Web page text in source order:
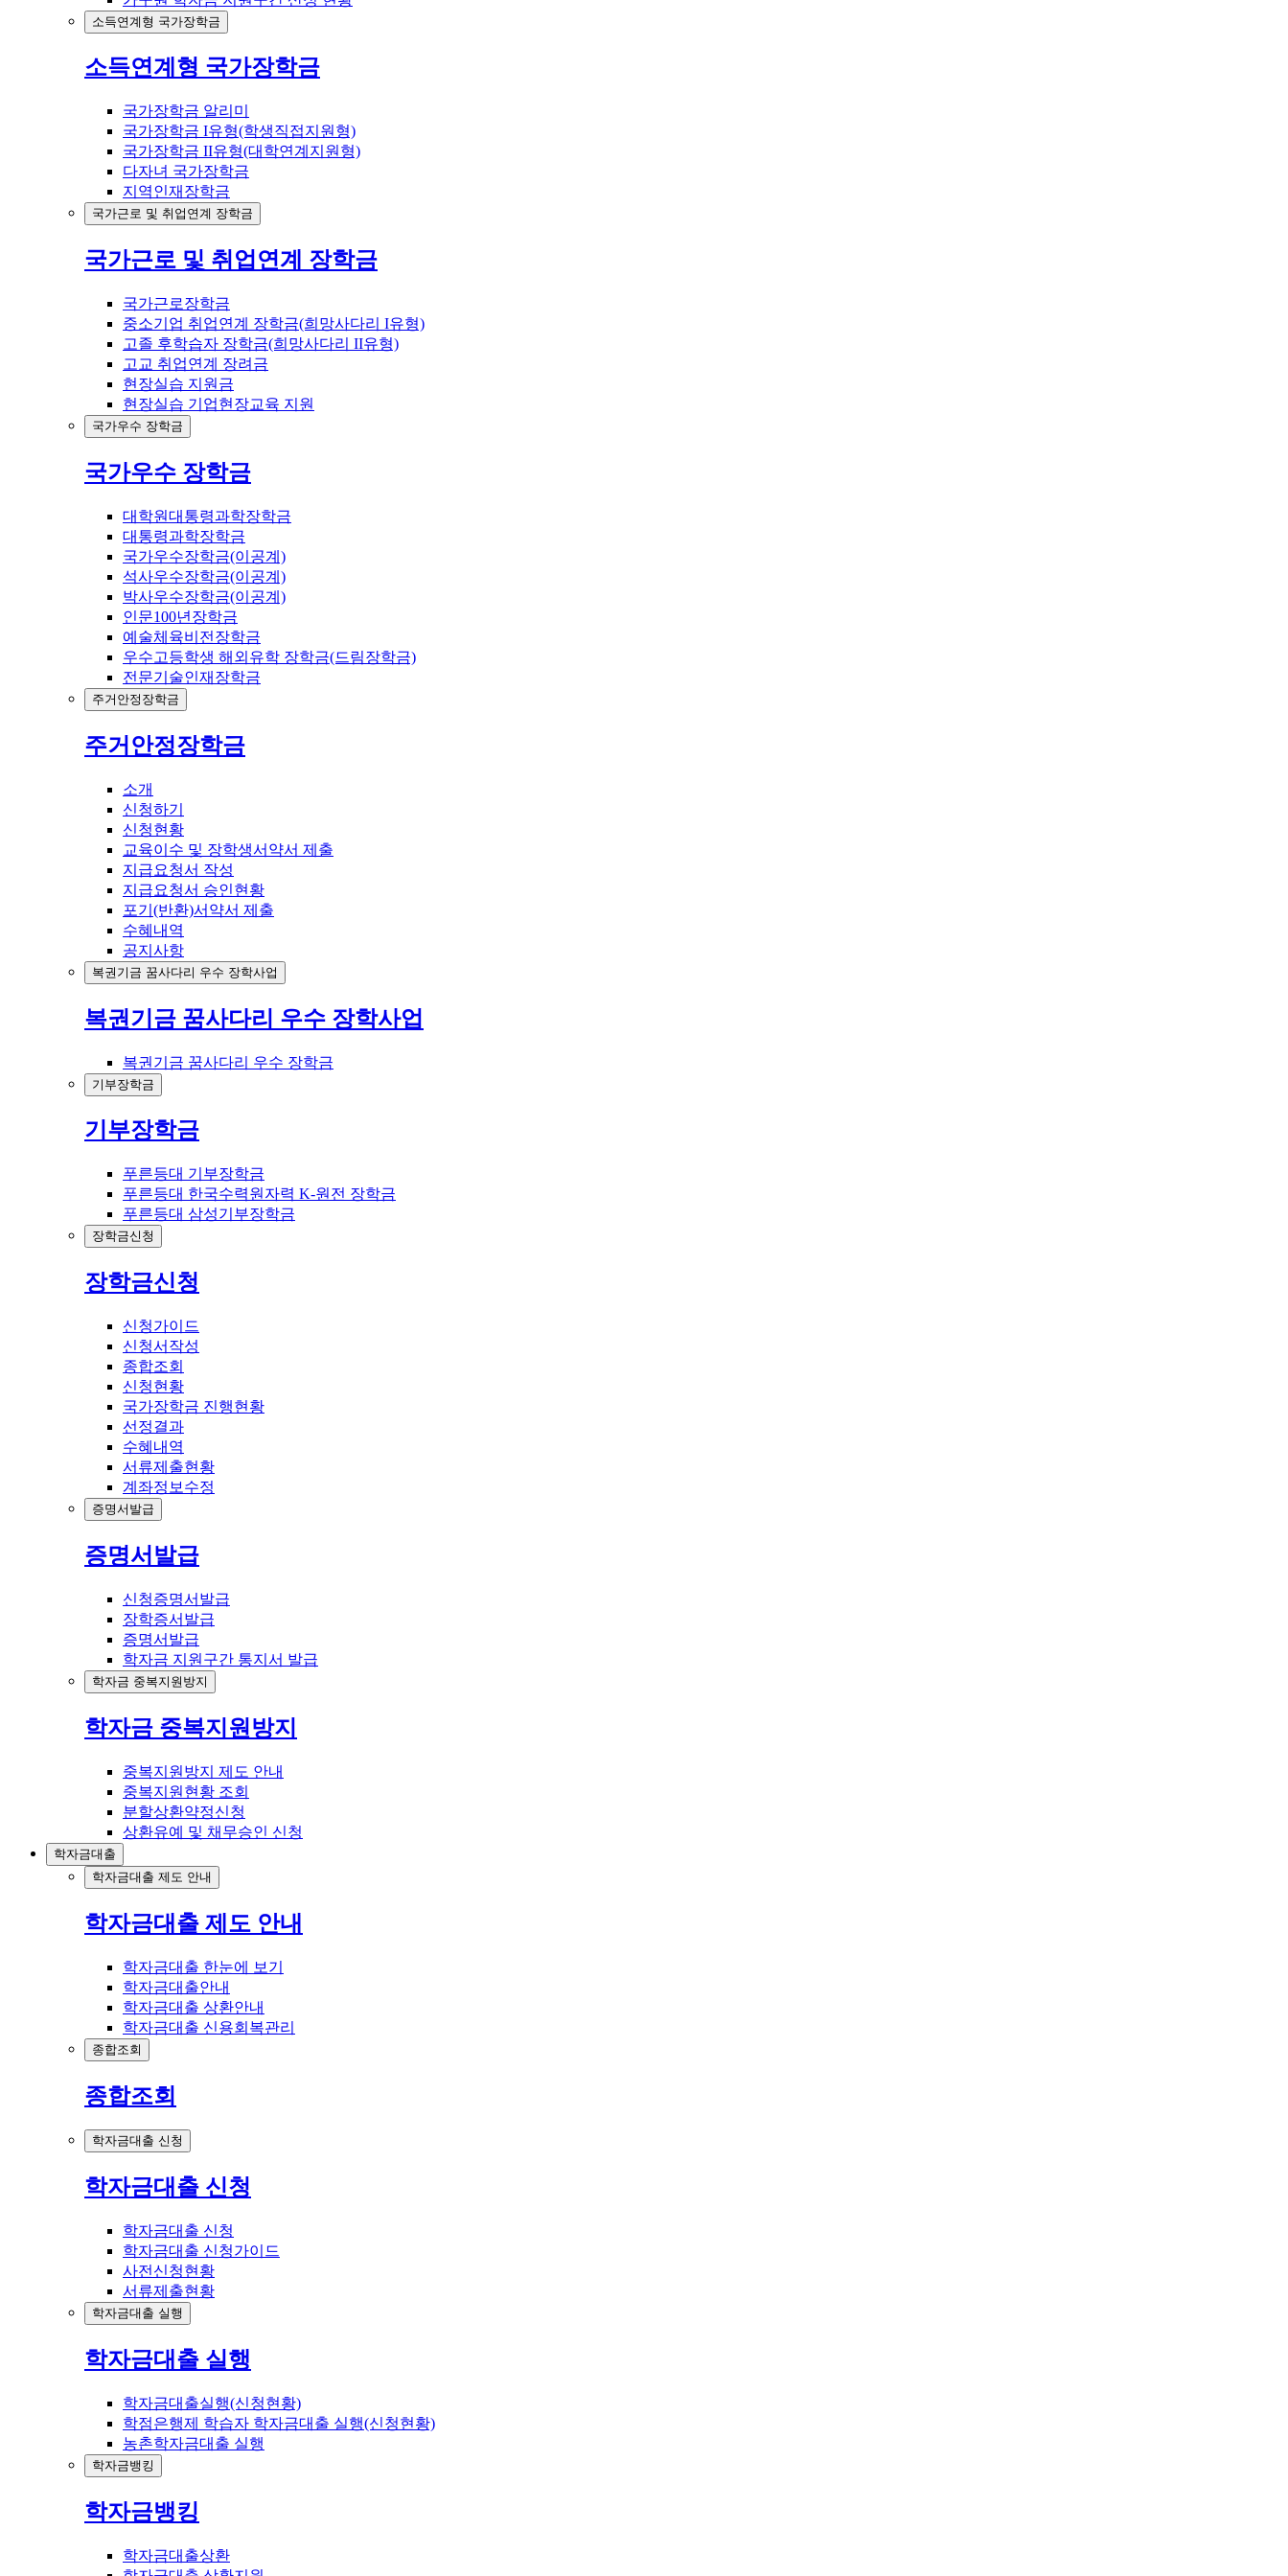
소득연계형 국가장학금
소득연계형 국가장학금
국가장학금 알리미
국가장학금 I유형(학생직접지원형)
국가장학금 II유형(대학연계지원형)
다자녀 국가장학금
지역인재장학금
국가근로 및 취업연계 장학금
국가근로 및 취업연계 장학금
국가근로장학금
중소기업 취업연계 장학금(희망사다리 I유형)
고졸 후학습자 장학금(희망사다리 II유형)
고교 취업연계 장려금
현장실습 지원금
현장실습 기업현장교육 지원
국가우수 장학금
국가우수 장학금
대학원대통령과학장학금
대통령과학장학금
국가우수장학금(이공계)
석사우수장학금(이공계)
박사우수장학금(이공계)
인문100년장학금
예술체육비전장학금
우수고등학생 해외유학 장학금(드림장학금)
전문기술인재장학금
주거안정장학금
주거안정장학금
소개
신청하기
신청현황
교육이수 및 장학생서약서 제출
지급요청서 작성
지급요청서 승인현황
포기(반환)서약서 제출
수혜내역
공지사항
복권기금 꿈사다리 우수 장학사업
복권기금 꿈사다리 우수 장학사업
복권기금 꿈사다리 우수 장학금
기부장학금
기부장학금
푸른등대 기부장학금
푸른등대 한국수력원자력 K-원전 장학금
푸른등대 삼성기부장학금
장학금신청
장학금신청
신청가이드
신청서작성
종합조회
신청현황
국가장학금 진행현황
선정결과
수혜내역
서류제출현황
계좌정보수정
증명서발급
증명서발급
신청증명서발급
장학증서발급
증명서발급
학자금 지원구간 통지서 발급
학자금 중복지원방지
학자금 중복지원방지
중복지원방지 제도 안내
중복지원현황 조회
분할상환약정신청
상환유예 및 채무승인 신청
학자금대출
학자금대출 제도 안내
학자금대출 제도 안내
학자금대출 한눈에 보기
학자금대출안내
학자금대출 상환안내
학자금대출 신용회복관리
종합조회
종합조회
학자금대출 신청
학자금대출 신청
학자금대출 신청
학자금대출 신청가이드
사전신청현황
서류제출현황
학자금대출 실행
학자금대출 실행
학자금대출실행(신청현황)
학점은행제 학습자 학자금대출 실행(신청현황)
농촌학자금대출 실행
학자금뱅킹
학자금뱅킹
학자금대출상환